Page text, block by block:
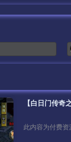
此内容为付费